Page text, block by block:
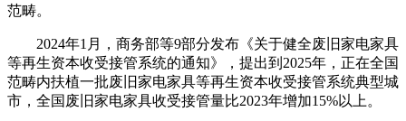
范畴。
2024年1月，商务部等9部分发布《关于健全废旧家电家具
等再生资本收受接管系统的通知》，提出到2025年，正在全国
范畴内扶植一批废旧家电家具等再生资本收受接管系统典型城
市，全国废旧家电家具收受接管量比2023年增加15%以上。